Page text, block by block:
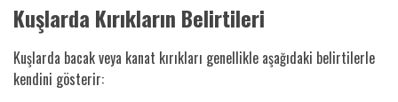
Kuşlarda Kırıkların Belirtileri
Kuşlarda bacak veya kanat kırıkları genellikle aşağıdaki belirtilerle
kendini gösterir: